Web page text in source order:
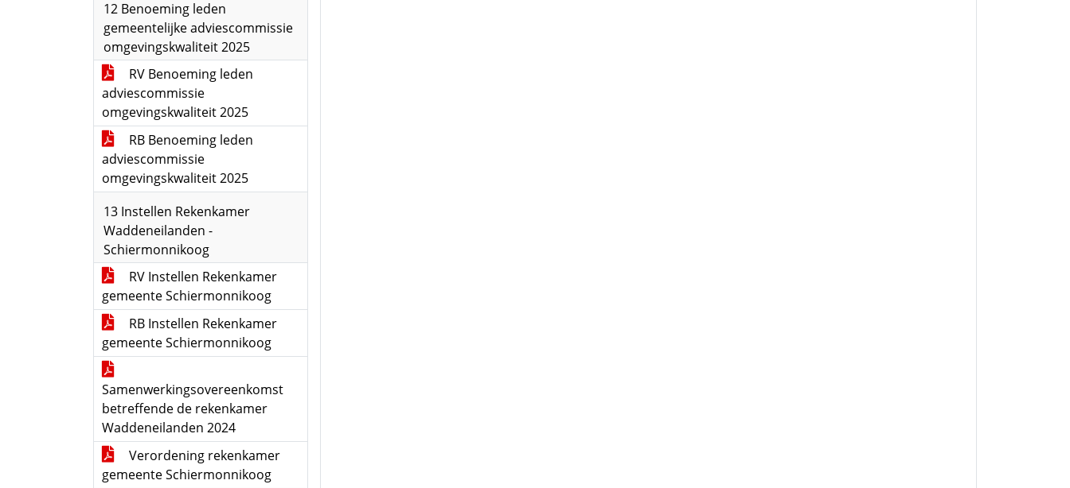
12 Benoeming leden
gemeentelijke adviescommissie
omgevingskwaliteit 2025
RV Benoeming leden
adviescommissie
omgevingskwaliteit 2025
RB Benoeming leden
adviescommissie
omgevingskwaliteit 2025
13 Instellen Rekenkamer
Waddeneilanden -
Schiermonnikoog
RV Instellen Rekenkamer
gemeente Schiermonnikoog
RB Instellen Rekenkamer
gemeente Schiermonnikoog
Samenwerkingsovereenkomst
betreffende de rekenkamer
Waddeneilanden 2024
Verordening rekenkamer
gemeente Schiermonnikoog